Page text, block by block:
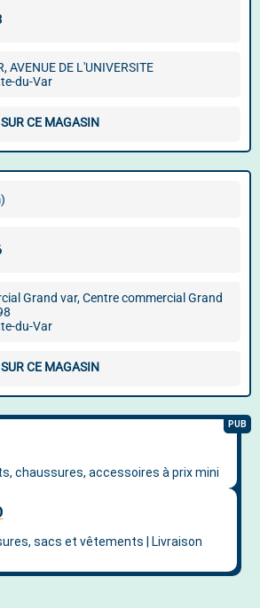
AVENUE DE L'UNIVERSITE
du-Var
CE MAGASIN
Grand var, Centre commercial Grand
du-Var
CE MAGASIN